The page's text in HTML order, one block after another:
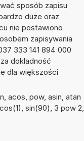
sposób zapisu
duże oraz
nie postawiono
zapisywania
333 141 894 000
dokładność
dla większości
acos, pow, asin, atan
sin(90), 3 pow 2,